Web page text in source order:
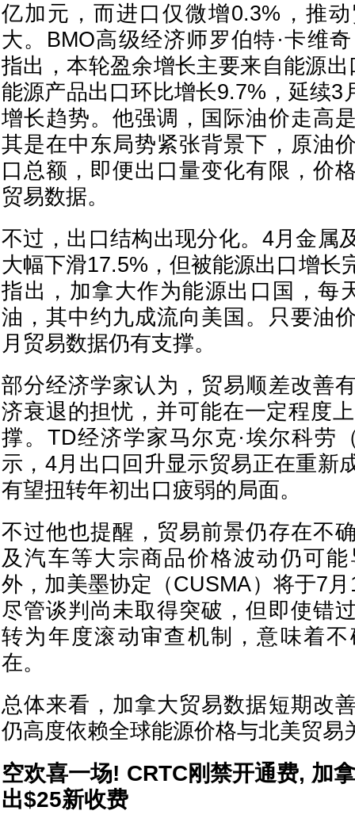
亿加元，而进口仅微增0.3%，推
大。BMO高级经济师罗伯特·卡维
指出，本轮盈余增长主要来自能源
能源产品出口环比增长9.7%，延续3
增长趋势。他强调，国际油价走高
其是在中东局势紧张背景下，原油
口总额，即便出口量变化有限，价
贸易数据。
不过，出口结构出现分化。4月金属
大幅下滑17.5%，但被能源出口增长
指出，加拿大作为能源出口国，每
油，其中约九成流向美国。只要油
月贸易数据仍有支撑。
部分经济学家认为，贸易顺差改善
济衰退的担忧，并可能在一定程度
撑。TD经济学家马尔克·埃尔科劳
示，4月出口回升显示贸易正在重新
有望扭转年初出口疲弱的局面。
不过他也提醒，贸易前景仍存在不
及汽车等大宗商品价格波动仍可
外，加美墨协定（CUSMA）将于7
尽管谈判尚未取得突破，但即使错
转为年度滚动审查机制，意味着
在。
总体来看，加拿大贸易数据短期改
仍高度依赖全球能源价格与北美贸易
空欢喜一场! CRTC刚禁开通费, 加
出$25新收费